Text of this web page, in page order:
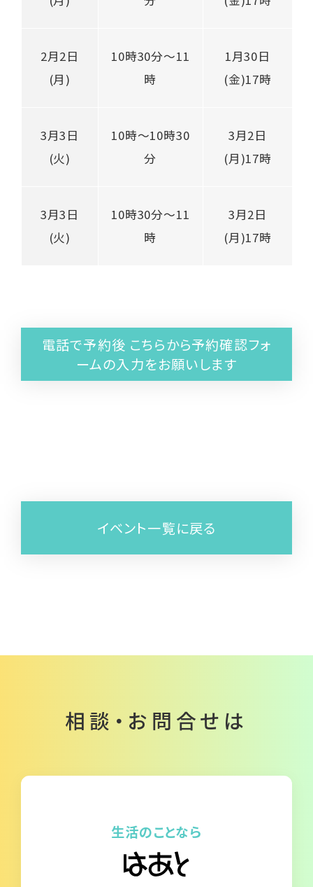
2月2日
(月)
10時30分～11
時
1月30日
(金)17時
3月3日
(火)
10時～10時30
分
3月2日
(月)17時
3月3日
(火)
10時30分～11
時
3月2日
(月)17時
電話で予約後 こちらから予約確認フォ
ームの入力をお願いします
イベント一覧に戻る
相談・お問合せは
生活のことなら